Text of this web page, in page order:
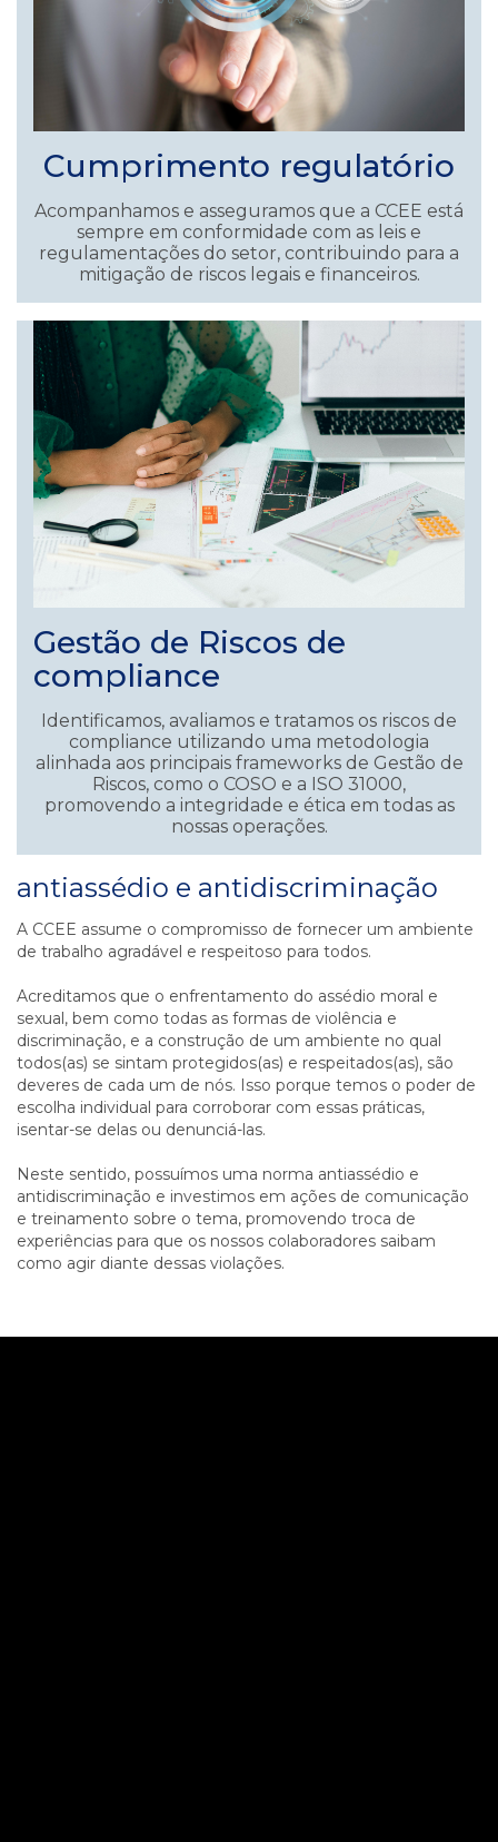
Cumprimento regulatório
Acompanhamos e asseguramos que a CCEE está
sempre em conformidade com as leis e
regulamentações do setor, contribuindo para a
mitigação de riscos legais e financeiros.
Gestão de Riscos de
compliance
Identificamos, avaliamos e tratamos os riscos de
compliance utilizando uma metodologia
alinhada aos principais frameworks de Gestão de
Riscos, como o COSO e a ISO 31000,
promovendo a integridade e ética em todas as
nossas operações.
antiassédio e antidiscriminação
A CCEE assume o compromisso de fornecer um ambiente
de trabalho agradável e respeitoso para todos.
Acreditamos que o enfrentamento do assédio moral e
sexual, bem como todas as formas de violência e
discriminação, e a construção de um ambiente no qual
todos(as) se sintam protegidos(as) e respeitados(as), são
deveres de cada um de nós. Isso porque temos o poder de
escolha individual para corroborar com essas práticas,
isentar-se delas ou denunciá-las.
Neste sentido, possuímos uma norma antiassédio e
antidiscriminação e investimos em ações de comunicação
e treinamento sobre o tema, promovendo troca de
experiências para que os nossos colaboradores saibam
como agir diante dessas violações.